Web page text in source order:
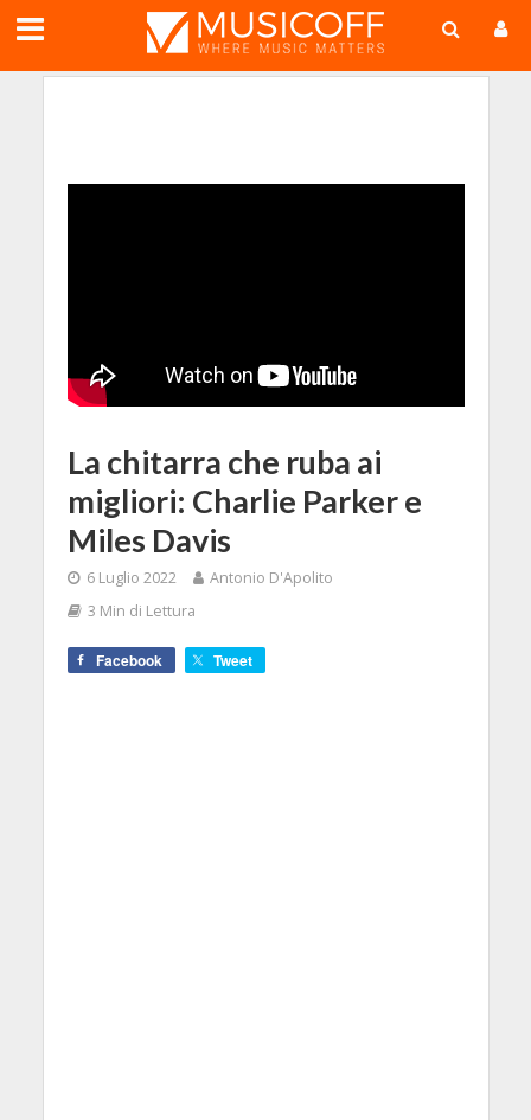
La chitarra che ruba ai
migliori: Charlie Parker e
Miles Davis
6 Luglio 2022
Antonio D'Apolito
3 Min di Lettura
Facebook Tweet